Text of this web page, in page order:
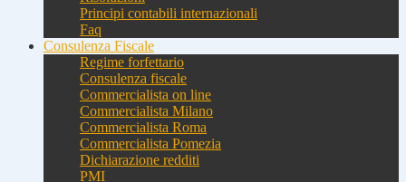
Principi contabili internazionali
Faq
Consulenza Fiscale
Regime forfettario
Consulenza fiscale
Commercialista on line
Commercialista Milano
Commercialista Roma
Commercialista Pomezia
Dichiarazione redditi
PMI